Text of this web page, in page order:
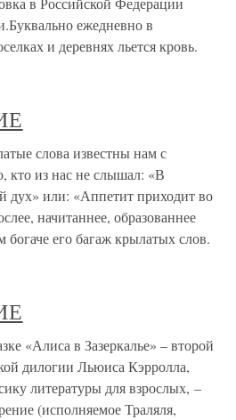
ежедневно в
и деревнях льется кровь.
слова известны нам с
кто из нас не слышал: «В
дух» или: «Аппетит приходит во
начитаннее, образованнее
богаче его багаж крылатых слов.
«Алиса в Зазеркалье» – второй
дилогии Льюиса Кэрролла,
литературы для взрослых, –
(исполняемое Траляля,